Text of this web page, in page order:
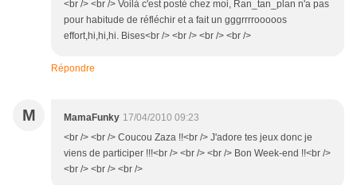
<br /> <br /> Voilà c'est posté chez moi, Ran_tan_plan n'a pas
pour habitude de réfléchir et a fait un gggrrrrooooos
effort,hi,hi,hi. Bises<br /> <br /> <br /> <br />
Répondre
M MamaFunky 17/04/2010 09:23
<br /> <br /> Coucou Zaza !!<br /> J'adore tes jeux donc je
viens de participer !!!<br /> <br /> <br /> Bon Week-end !!<br />
<br /> <br /> <br />